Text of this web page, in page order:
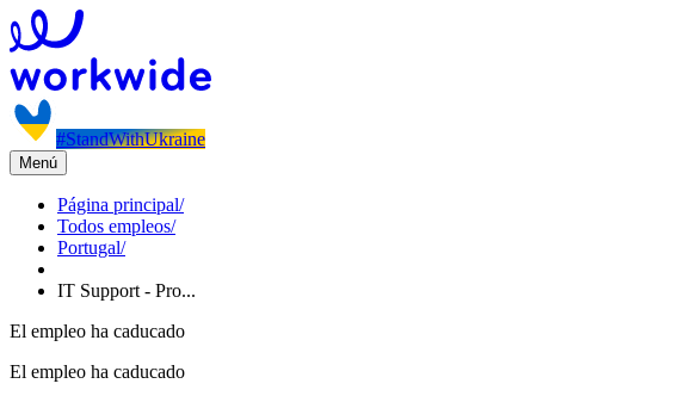
#StandWithUkraine
Menú
Página principal/
Todos empleos/
Portugal/
IT Support - Pro...
El empleo ha caducado
El empleo ha caducado